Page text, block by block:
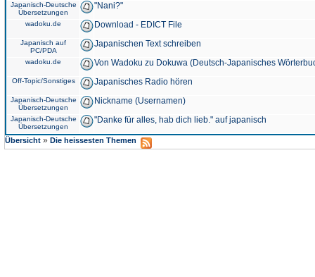
Japanisch-Deutsche
Übersetzungen
"Nani?"
wadoku.de Download - EDICT File
Japanisch auf
PC/PDA
Japanischen Text schreiben
wadoku.de Von Wadoku zu Dokuwa (Deutsch-Japanisches
Off-Topic/Sonstiges Japanisches Radio hören
Japanisch-Deutsche
Übersetzungen
Nickname (Usernamen)
Japanisch-Deutsche
Übersetzungen
"Danke für alles, hab dich lieb." auf japanisch
Übersicht » Die heissesten Themen